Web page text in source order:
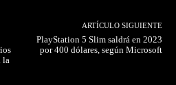
la
ARTÍCULO SIGUIENTE
PlayStation 5 Slim saldrá en 2023
por 400 dólares, según Microsoft